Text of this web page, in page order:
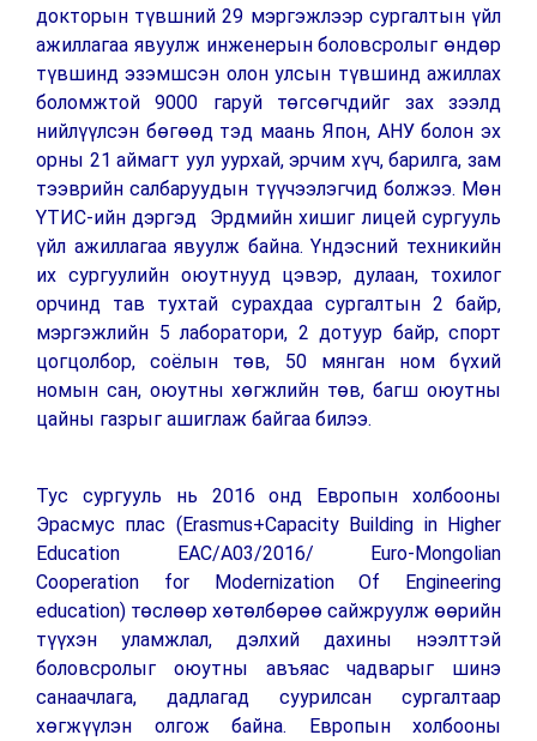
докторын түвшний 29 мэргэжлээр сургалтын үйл
ажиллагаа явуулж инженерын боловсролыг өндөр
түвшинд эзэмшсэн олон улсын түвшинд ажиллах
боломжтой 9000 гаруй төгсөгчдийг зах зээлд
нийлүүлсэн бөгөөд тэд маань Япон, АНУ болон эх
орны 21 аймагт уул уурхай, эрчим хүч, барилга, зам
тээврийн салбаруудын түүчээлэгчид болжээ. Мөн
ҮТИС-ийн дэргэд Эрдмийн хишиг лицей сургууль
үйл ажиллагаа явуулж байна. Үндэсний техникийн
их сургуулийн оюутнууд цэвэр, дулаан, тохилог
орчинд тав тухтай сурахдаа сургалтын 2 байр,
мэргэжлийн 5 лаборатори, 2 дотуур байр, спорт
цогцолбор, соёлын төв, 50 мянган ном бүхий
номын сан, оюутны хөгжлийн төв, багш оюутны
цайны газрыг ашиглаж байгаа билээ.
Тус сургууль нь 2016 онд Европын холбооны
Эрасмус плас (Erasmus+Capacity Building in Higher
Education EAC/A03/2016/ Euro-Mongolian
Cooperation for Modernization Of Engineering
education) төслөөр хөтөлбөрөө сайжруулж өөрийн
түүхэн уламжлал, дэлхий дахины нээлттэй
боловсролыг оюутны авъяас чадварыг шинэ
санаачлага, дадлагад суурилсан сургалтаар
хөгжүүлэн олгож байна. Европын холбооны